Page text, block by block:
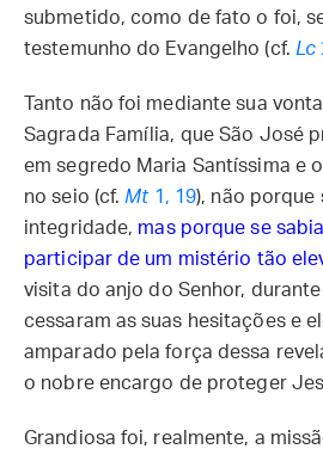
submetido, como de fato o foi,
testemunho do Evangelho (cf. Lc
Tanto não foi mediante sua
Sagrada Família, que São José
em segredo Maria Santíssima e
no seio (cf. Mt1, 19), não porque
integridade, mas porque se
participar de um mistério tão
visita do anjo do Senhor,
cessaram as suas hesitações e
amparado pela força dessa
o nobre encargo de proteger
Grandiosa foi, realmente, a